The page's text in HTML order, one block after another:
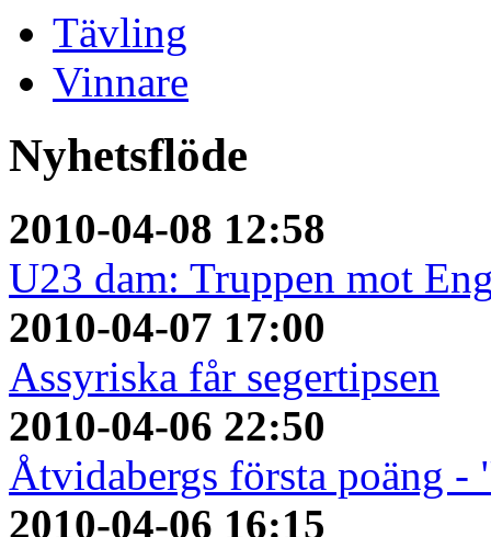
Tävling
Vinnare
Nyhetsflöde
2010-04-08 12:58
U23 dam: Truppen mot
2010-04-07 17:00
Assyriska får segertipsen
2010-04-06 22:50
Åtvidabergs första poäng
2010-04-06 16:15